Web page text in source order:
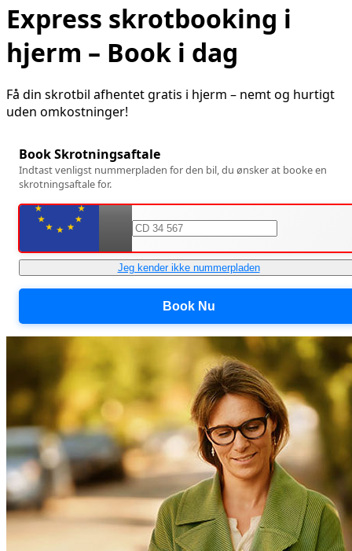
Express skrotbooking i
hjerm – Book i dag
Få din skrotbil afhentet gratis i hjerm – nemt og hurtigt
uden omkostninger!
Book Skrotningsaftale
Indtast venligst nummerpladen for den bil, du ønsker at booke en
skrotningsaftale for.
Jeg kender ikke nummerpladen
Book Nu